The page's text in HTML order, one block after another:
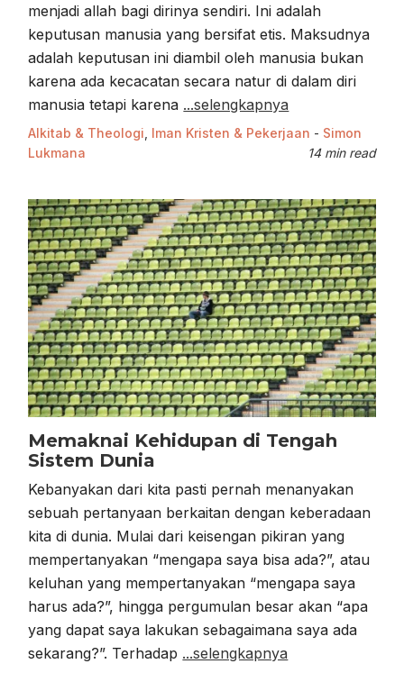
menjadi allah bagi dirinya sendiri. Ini adalah
keputusan manusia yang bersifat etis. Maksudnya
adalah keputusan ini diambil oleh manusia bukan
karena ada kecacatan secara natur di dalam diri
manusia tetapi karena ...selengkapnya
Alkitab & Theologi Iman Kristen & Pekerjaan - Simon
Lukmana
14 min read
Memaknai Kehidupan di Tengah
Sistem Dunia
Kebanyakan dari kita pasti pernah menanyakan
sebuah pertanyaan berkaitan dengan keberadaan
kita di dunia. Mulai dari keisengan pikiran yang
mempertanyakan “mengapa saya bisa ada?”, atau
keluhan yang mempertanyakan “mengapa saya
harus ada?”, hingga pergumulan besar akan “apa
yang dapat saya lakukan sebagaimana saya ada
sekarang?”. Terhadap ...selengkapnya